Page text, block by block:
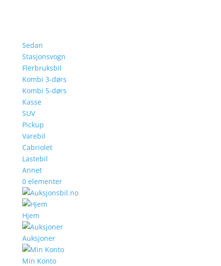
Sedan
Stasjonsvogn
Flerbruksbil
Kombi 3-dørs
Kombi 5-dørs
Kasse
SUV
Pickup
Varebil
Cabriolet
Lastebil
Annet
0 elementer
Hjem
Auksjoner
Min Konto